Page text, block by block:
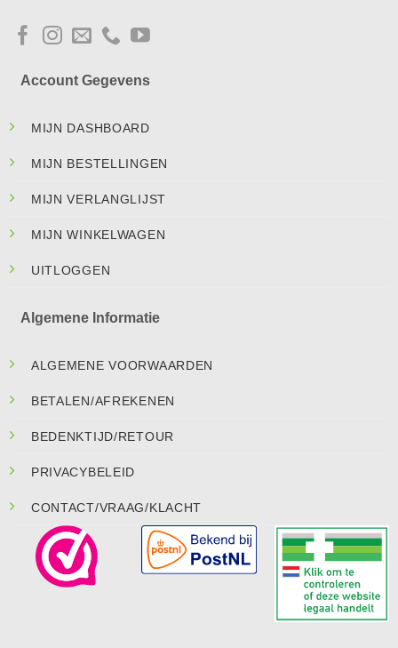
Account Gegevens
MIJN DASHBOARD
MIJN BESTELLINGEN
MIJN VERLANGLIJST
MIJN WINKELWAGEN
UITLOGGEN
Algemene Informatie
ALGEMENE VOORWAARDEN
BETALEN/AFREKENEN
BEDENKTIJD/RETOUR
PRIVACYBELEID
CONTACT/VRAAG/KLACHT